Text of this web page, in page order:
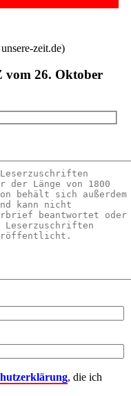
zeit.de)
26. Oktober
, die ich